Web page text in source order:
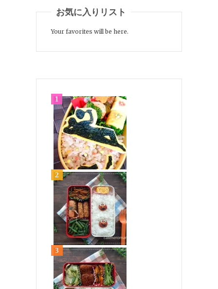
お気に入りリスト
Your favorites will be here.